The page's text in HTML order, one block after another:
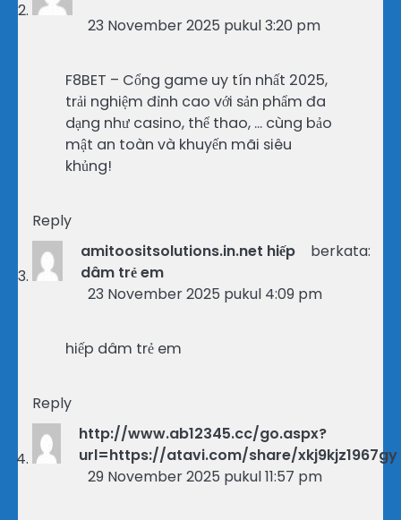
23 November 2025 pukul 3:20 pm
F8BET – Cổng game uy tín nhất 2025,
trải nghiệm đỉnh cao với sản phẩm đa
dạng như casino, thể thao, … cùng bảo
mật an toàn và khuyến mãi siêu
khủng!
Reply
amitoositsolutions.in.net hiếp
dâm trẻ em
berkata:
23 November 2025 pukul 4:09 pm
hiếp dâm trẻ em
Reply
http://www.ab12345.cc/go.aspx?
url=https://atavi.com/share/xkj9kjz1967gy
29 November 2025 pukul 11:57 pm